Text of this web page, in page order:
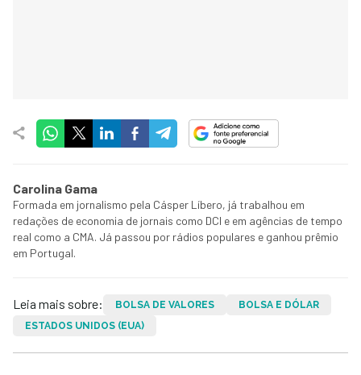
Carolina Gama
Formada em jornalismo pela Cásper Líbero, já trabalhou em
redações de economia de jornais como DCI e em agências de tempo
real como a CMA. Já passou por rádios populares e ganhou prêmio
em Portugal.
Leia mais sobre: BOLSA DE VALORES
BOLSA E DÓLAR
ESTADOS UNIDOS (EUA)